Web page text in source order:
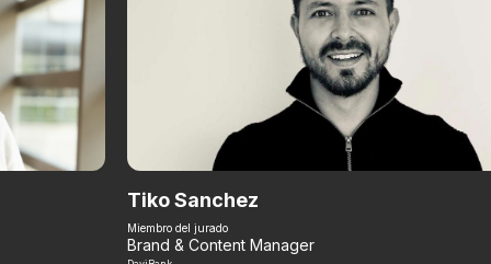
Tiko Sanchez
Miembro del jurado
Brand & Content Manager